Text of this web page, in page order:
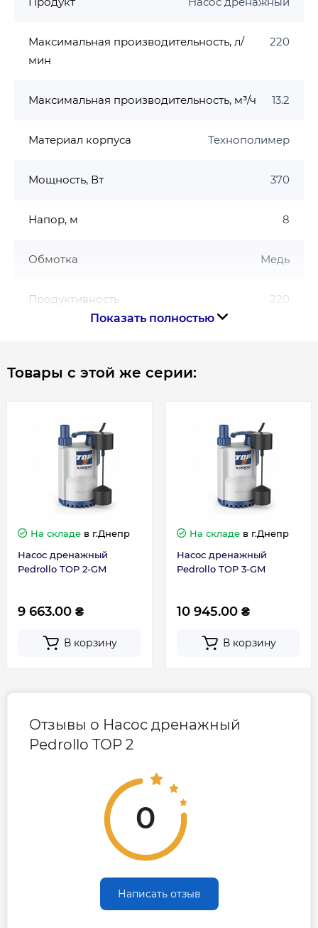
Режим работы - S1 (непрерывный)
Харктеристики
Мощность насоса - 0,37 кВт (0,5 лс)
Размеры патрубков (напорный) - 1 ¼"
л/мин (до 13,2 куб.м/час)
Материал корпуса - технополимер
Максимальная производительность, л/
мин
220
Максимальная производительность, м³/ч 13.2
Материал корпуса Технополимер
Мощность, Вт 370
Напор, м 8
Обмотка Медь
Продуктивность 220
Страна производства
Показать полностью
Товары с этой же серии:
На складе в г.Днепр
Насос дренажный
Pedrollo TOP 2-GM
9 663.00 ₴
В корзину
На складе в г.Днепр
Насос дренажный
Pedrollo TOP 3-GM
10 945.00 ₴
В корзину
Отзывы о Насос дренажный
Pedrollo TOP 2
0
Написать отзыв